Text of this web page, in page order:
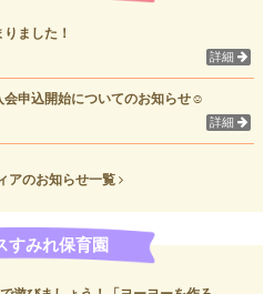
ました！
詳細
申込開始についてのお知らせ☺
詳細
アのお知らせ一覧
すみれ保育園